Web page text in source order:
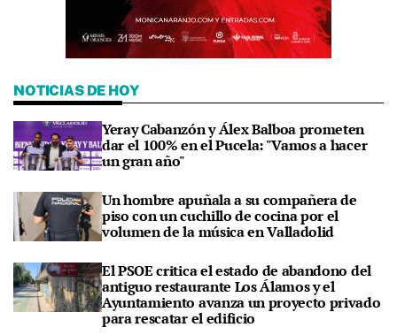
NOTICIAS DE HOY
Yeray Cabanzón y Álex Balboa prometen
dar el 100% en el Pucela: "Vamos a hacer
un gran año"
Un hombre apuñala a su compañera de
piso con un cuchillo de cocina por el
volumen de la música en Valladolid
El PSOE critica el estado de abandono del
antiguo restaurante Los Álamos y el
Ayuntamiento avanza un proyecto privado
para rescatar el edificio